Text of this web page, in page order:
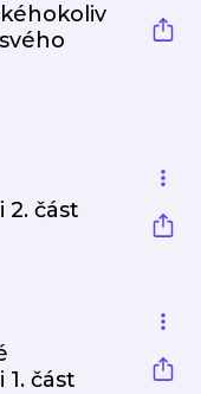
2. část
část